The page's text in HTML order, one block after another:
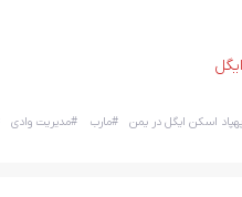
اسکن ایگل در یمن #مارب #مدیریت وادی